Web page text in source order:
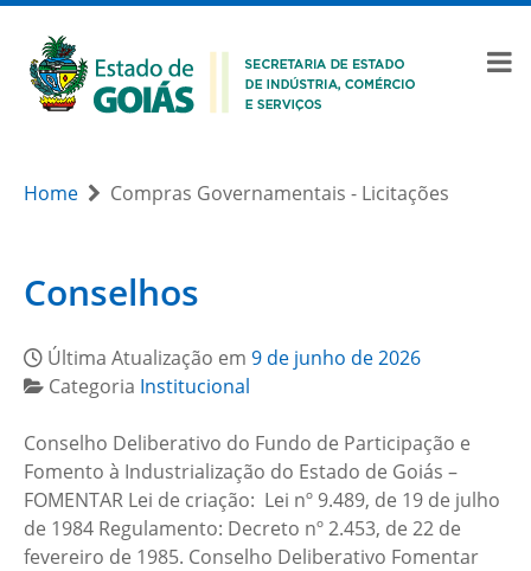
Home Compras Governamentais - Licitações
Conselhos
Última Atualização em 9 de junho de 2026
Categoria Institucional
Conselho Deliberativo do Fundo de Participação e
Fomento à Industrialização do Estado de Goiás –
FOMENTAR Lei de criação: Lei nº 9.489, de 19 de julho
de 1984 Regulamento: Decreto nº 2.453, de 22 de
fevereiro de 1985. Conselho Deliberativo Fomentar